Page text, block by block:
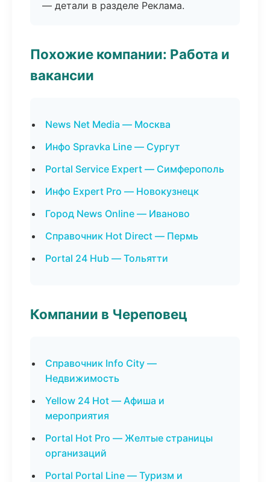
— детали в разделе Реклама.
Похожие компании: Работа и
вакансии
News Net Media — Москва
Инфо Spravka Line — Сургут
Portal Service Expert — Симферополь
Инфо Expert Pro — Новокузнецк
Город News Online — Иваново
Справочник Hot Direct — Пермь
Portal 24 Hub — Тольятти
Компании в Череповец
Справочник Info City —
Недвижимость
Yellow 24 Hot — Афиша и
мероприятия
Portal Hot Pro — Желтые страницы
организаций
Portal Portal Line — Туризм и